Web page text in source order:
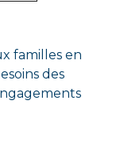
familles en
des